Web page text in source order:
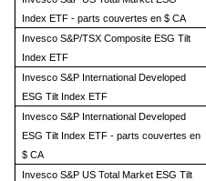
Index ETF - parts couvertes en $ CA
Invesco S&P/TSX Composite ESG Tilt
Index ETF
Invesco S&P International Developed
ESG Tilt Index ETF
Invesco S&P International Developed
ESG Tilt Index ETF - parts couvertes en
$ CA
Invesco S&P US Total Market ESG Tilt